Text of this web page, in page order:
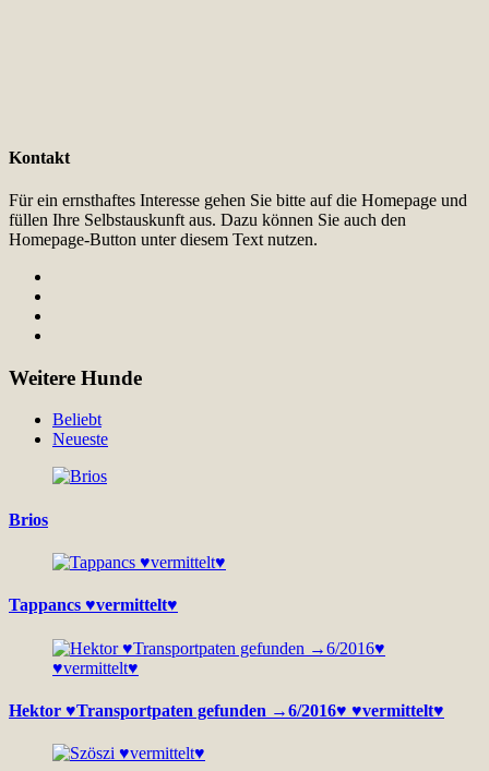
Kontakt
Für ein ernsthaftes Interesse gehen Sie bitte auf die Homepage und
füllen Ihre Selbstauskunft aus. Dazu können Sie auch den
Homepage-Button unter diesem Text nutzen.
Weitere Hunde
Beliebt
Neueste
Brios
Tappancs ♥vermittelt♥
Hektor ♥Transportpaten gefunden →6/2016♥ ♥vermittelt♥